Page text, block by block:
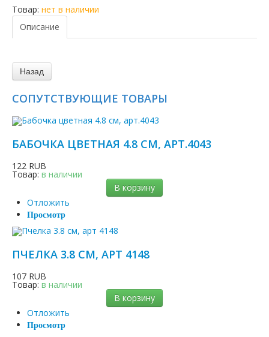
Товар: нет в наличии
Описание
СОПУТСТВУЮЩИЕ ТОВАРЫ
БАБОЧКА ЦВЕТНАЯ 4.8 СМ, АРТ.4043
122 RUB
Товар: в наличии
В корзину
Отложить
Просмотр
ПЧЕЛКА 3.8 СМ, АРТ 4148
107 RUB
Товар: в наличии
В корзину
Отложить
Просмотр